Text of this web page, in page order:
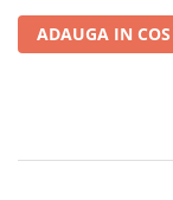
ADAUGA IN COS